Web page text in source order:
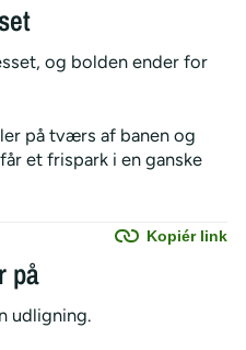
og bolden ender for
på tværs af banen og
et frispark i en ganske
Kopiér link
på
udligning.